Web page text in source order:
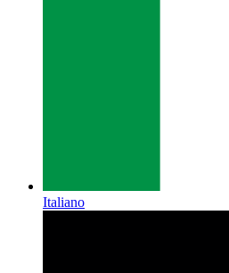
Italiano